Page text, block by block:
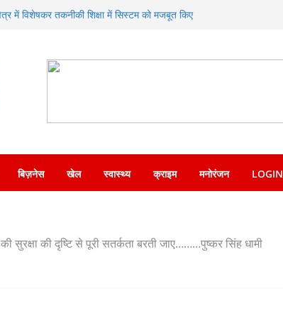
में विशेषकर तकनीकी शिक्षा में सिस्टम को मजबूत किए
मीडिया पर वायरल वीडियो का संज्ञान लेकर त्वरित
पुलिस ने किया गिरफ्तार
प्रसन्नता व्यक्त करते हुए कृषि मंत्री गणेश जोशी ने
संगम—SDRF ने शंकराचार्य चौक पर लगाया निःशुल्क
बिज़नेस खेल स्वास्थ्य क्राइम मनोरंजन LOGIN
सुरक्षा की दृष्टि से पूरी सतर्कता बरती जाए………पुष्कर सिंह धामी